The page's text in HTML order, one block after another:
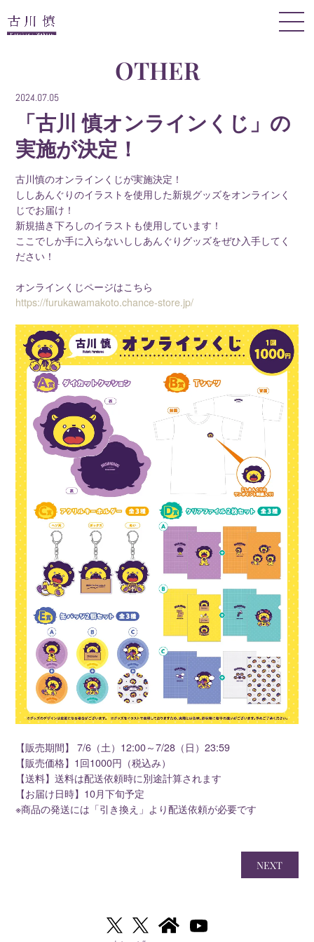
OTHER
2024.07.05
「古川 慎オンラインくじ」の
実施が決定！
古川慎のオンラインくじが実施決定！
ししあんぐりのイラストを使用した新規グッズをオンラインく
じでお届け！
新規描き下ろしのイラストも使用しています！
ここでしか手に入らないししあんぐりグッズをぜひ入手してく
ださい！
オンラインくじページはこちら
https://furukawamakoto.chance-store.jp/
【販売期間】 7/6（土）12:00～7/28（日）23:59
【販売価格】1回1000円（税込み）
【送料】送料は配送依頼時に別途計算されます
【お届け日時】10月下旬予定
※商品の発送には「引き換え」より配送依頼が必要です
NEXT